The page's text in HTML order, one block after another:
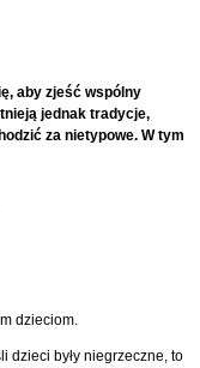
aby zjeść wspólny
jednak tradycje,
za nietypowe. W tym
dzieciom.
dzieci były niegrzeczne, to